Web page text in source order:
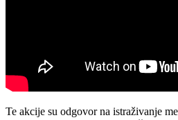
Te akcije su odgovor na istraživanje